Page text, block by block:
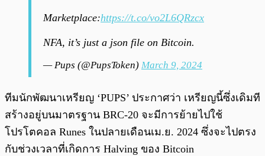
Marketplace:https://t.co/vo2L6QRzcx
NFA, it’s just a json file on Bitcoin.
— Pups (@PupsToken) March 9, 2024
ทีมนักพัฒนาเหรียญ ‘PUPS’ ประกาศว่า เหรียญนี้ซึ่งเดิมที
สร้างอยู่บนมาตรฐาน BRC-20 จะมีการย้ายไปใช้
โปรโตคอล Runes ในปลายเดือนเม.ย. 2024 ซึ่งจะไปตรง
กับช่วงเวลาที่เกิดการ Halving ของ Bitcoin